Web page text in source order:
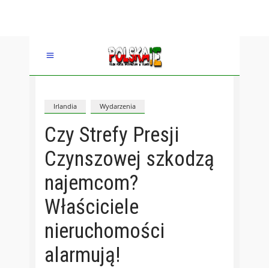
Irlandia Wydarzenia
Czy Strefy Presji
Czynszowej szkodzą
najemcom?
Właściciele
nieruchomości
alarmują!